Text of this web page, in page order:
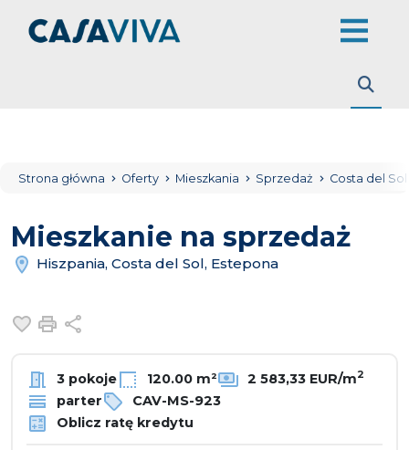
Strona główna Oferty Mieszkania Sprzedaż Costa del Sol
Mieszkanie na sprzedaż
Hiszpania, Costa del Sol, Estepona
Dodaj do ulubionych
Drukuj
3 pokoje 120.00 m² 2 583,33 EUR/m2
parter
CAV-MS-923
Oblicz ratę kredytu